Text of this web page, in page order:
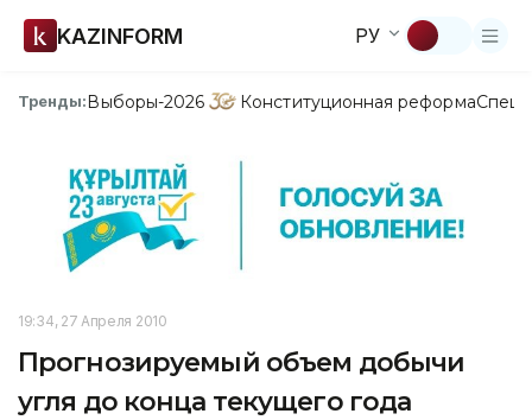
KAZINFORM РУ
Тренды:Выборы-2026 Конституционная реформа
19:34, 27 Апреля 2010
Прогнозируемый объем добычи
угля до конца текущего года